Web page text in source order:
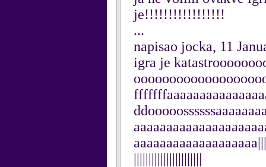
je!!!!!!!!!!!!!!!!!
...
napisao jocka, 11
igra je
|||||||||||||||||||||||